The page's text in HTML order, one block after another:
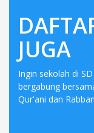
JUGA
Ingin sekolah di
bergabung
Qur'ani dan